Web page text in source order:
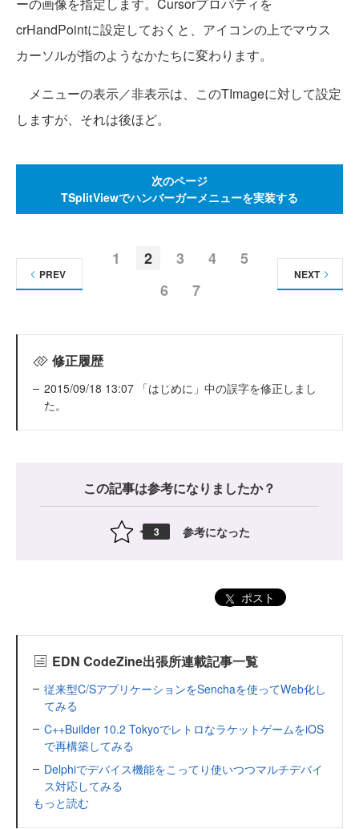
ーの画像を指定します。Cursorプロパティを
crHandPointに設定しておくと、アイコンの上でマウス
カーソルが指のようなかたちに変わります。
メニューの表示／非表示は、このTImageに対して設定
しますが、それは後ほど。
次のページ
TSplitViewでハンバーガーメニューを実装する
1 2 3 4
5
6
7
PREV NEXT
修正履歴
2015/09/18 13:07 「はじめに」中の誤字を修正しまし
た。
この記事は参考になりましたか？
3 参考になった
ポスト
EDN CodeZine出張所連載記事一覧
従来型C/SアプリケーションをSenchaを使ってWeb化し
てみる
C++Builder 10.2 TokyoでレトロなラケットゲームをiOS
で再構築してみる
Delphiでデバイス機能をこってり使いつつマルチデバイ
ス対応してみる
もっと読む